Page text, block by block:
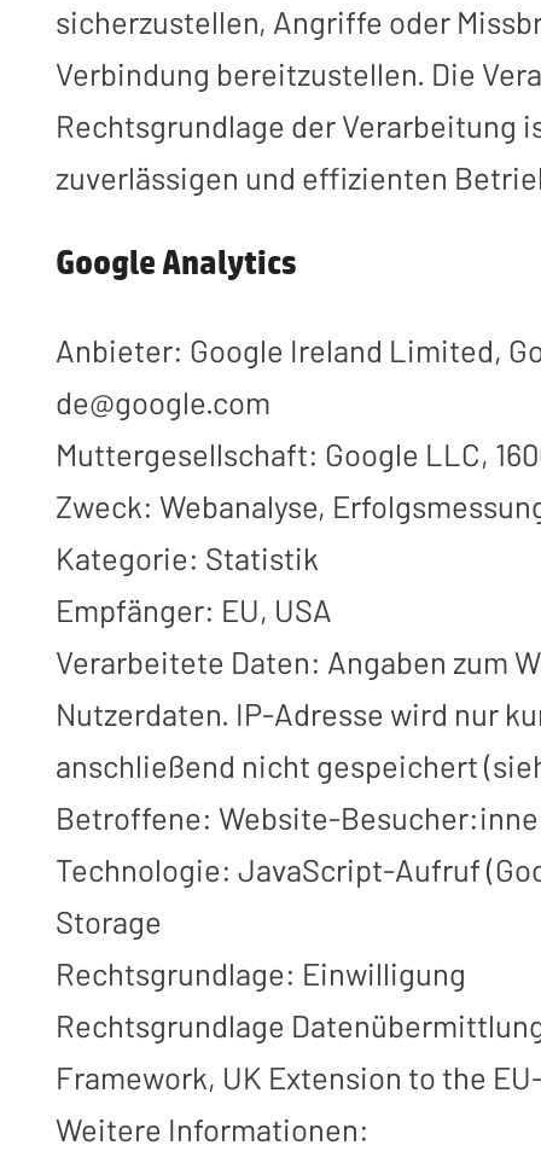
sicherzustellen, Angriffe oder
Verbindung bereitzustellen. Die
Rechtsgrundlage der Verarbeitung
zuverlässigen und effizienten
Google Analytics
Anbieter: Google Ireland Limited,
de@google.com
Muttergesellschaft: Google LLC,
Zweck: Webanalyse,
Kategorie: Statistik
Empfänger: EU, USA
Verarbeitete Daten: Angaben zum
Nutzerdaten. IP-Adresse wird nur
anschließend nicht gespeichert
Betroffene: Website-
Technologie: JavaScript-Aufruf
Storage
Rechtsgrundlage: Einwilligung
Rechtsgrundlage
Framework, UK Extension to the
Weitere Informationen: